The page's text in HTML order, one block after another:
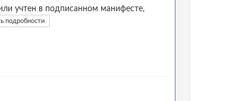
учтен в подписанном манифесте,
подробности